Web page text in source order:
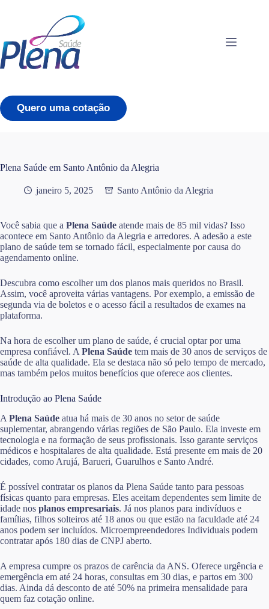
conteúdo
Quero uma cotação
Plena Saúde em Santo Antônio da Alegria
janeiro 5, 2025 Santo Antônio da Alegria
Você sabia que a Plena Saúde atende mais de 85 mil vidas? Isso
acontece em Santo Antônio da Alegria e arredores. A adesão a este
plano de saúde tem se tornado fácil, especialmente por causa do
agendamento online.
Descubra como escolher um dos planos mais queridos no Brasil.
Assim, você aproveita várias vantagens. Por exemplo, a emissão de
segunda via de boletos e o acesso fácil a resultados de exames na
plataforma.
Na hora de escolher um plano de saúde, é crucial optar por uma
empresa confiável. A Plena Saúde tem mais de 30 anos de serviços de
saúde de alta qualidade. Ela se destaca não só pelo tempo de mercado,
mas também pelos muitos benefícios que oferece aos clientes.
Introdução ao Plena Saúde
A Plena Saúde atua há mais de 30 anos no setor de saúde
suplementar, abrangendo várias regiões de São Paulo. Ela investe em
tecnologia e na formação de seus profissionais. Isso garante serviços
médicos e hospitalares de alta qualidade. Está presente em mais de 20
cidades, como Arujá, Barueri, Guarulhos e Santo André.
É possível contratar os planos da Plena Saúde tanto para pessoas
físicas quanto para empresas. Eles aceitam dependentes sem limite de
idade nos planos empresariais. Já nos planos para indivíduos e
famílias, filhos solteiros até 18 anos ou que estão na faculdade até 24
anos podem ser incluídos. Microempreendedores Individuais podem
contratar após 180 dias de CNPJ aberto.
A empresa cumpre os prazos de carência da ANS. Oferece urgência e
emergência em até 24 horas, consultas em 30 dias, e partos em 300
dias. Ainda dá desconto de até 50% na primeira mensalidade para
quem faz cotação online.